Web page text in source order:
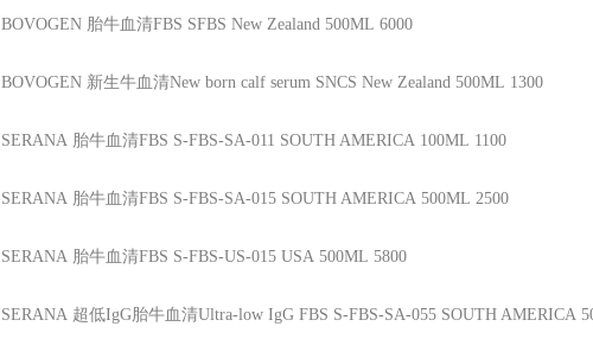
BOVOGEN 胎牛血清FBS SFBS New Zealand 500ML 6000
BOVOGEN 新生牛血清New born calf serum SNCS New Zealand 500ML 1300
SERANA 胎牛血清FBS S-FBS-SA-011 SOUTH AMERICA 100ML 1100
SERANA 胎牛血清FBS S-FBS-SA-015 SOUTH AMERICA 500ML 2500
SERANA 胎牛血清FBS S-FBS-US-015 USA 500ML 5800
SERANA 超低IgG胎牛血清Ultra-low IgG FBS S-FBS-SA-055 SOUTH AMERICA